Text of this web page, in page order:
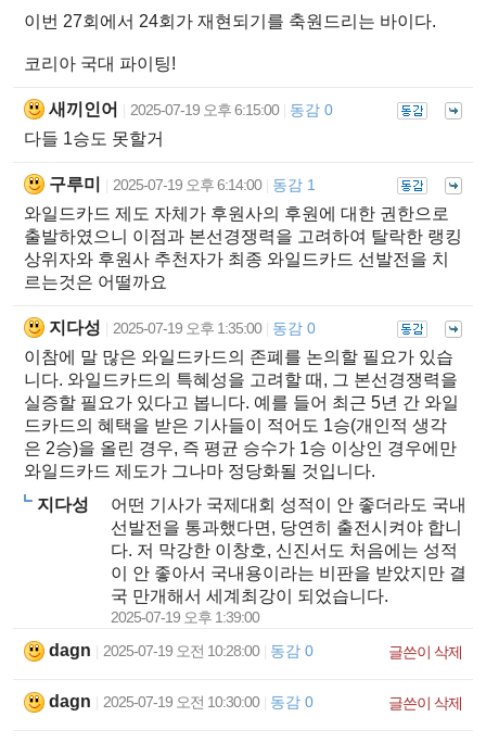
이번 27회에서 24회가 재현되기를 축원드리는 바이다.
코리아 국대 파이팅!
새끼인어 2025-07-19 오후 6:15:00 동감 0
다들 1승도 못할거
구루미 2025-07-19 오후 6:14:00 동감 1
와일드카드 제도 자체가 후원사의 후원에 대한 권한으로
출발하였으니 이점과 본선경쟁력을 고려하여 탈락한 랭킹
상위자와 후원사 추천자가 최종 와일드카드 선발전을 치
르는것은 어떨까요
지다성 2025-07-19 오후 1:35:00 동감 0
이참에 말 많은 와일드카드의 존폐를 논의할 필요가 있습
니다. 와일드카드의 특혜성을 고려할 때, 그 본선경쟁력을
실증할 필요가 있다고 봅니다. 예를 들어 최근 5년 간 와일
드카드의 혜택을 받은 기사들이 적어도 1승(개인적 생각
은 2승)을 올린 경우, 즉 평균 승수가 1승 이상인 경우에만
와일드카드 제도가 그나마 정당화될 것입니다.
지다성
어떤 기사가 국제대회 성적이 안 좋더라도 국내
선발전을 통과했다면, 당연히 출전시켜야 합니
다. 저 막강한 이창호, 신진서도 처음에는 성적
이 안 좋아서 국내용이라는 비판을 받았지만 결
국 만개해서 세계최강이 되었습니다.
2025-07-19 오후 1:39:00
dagn 2025-07-19 오전 10:28:00 동감 0 글쓴이 삭제
dagn 2025-07-19 오전 10:30:00 동감 0 글쓴이 삭제